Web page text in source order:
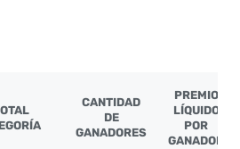
CANTIDAD
DE
GANADORES
PREMIO
LÍQUIDO
POR
GANADOR